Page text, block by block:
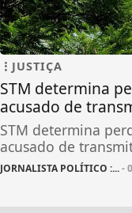
JUSTIÇA
STM determina
acusado de
STM determina
acusado de
JORNALISTA POLÍTICO :...-